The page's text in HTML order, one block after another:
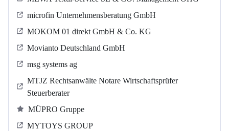
microfin Unternehmensberatung GmbH
MOKOM 01 direkt GmbH & Co. KG
Movianto Deutschland GmbH
msg systems ag
MTJZ Rechtsanwälte Notare Wirtschaftsprüfer
Steuerberater
MÜPRO Gruppe
MYTOYS GROUP